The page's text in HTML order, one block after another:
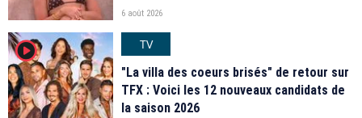
6 août 2026
player2
TV
"La villa des coeurs brisés" de retour sur
TFX : Voici les 12 nouveaux candidats de
la saison 2026